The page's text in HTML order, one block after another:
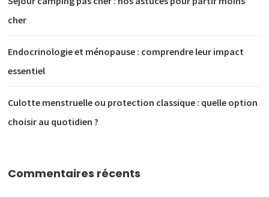
cher
Endocrinologie et ménopause : comprendre leur impact
essentiel
Culotte menstruelle ou protection classique : quelle option
choisir au quotidien ?
Commentaires récents